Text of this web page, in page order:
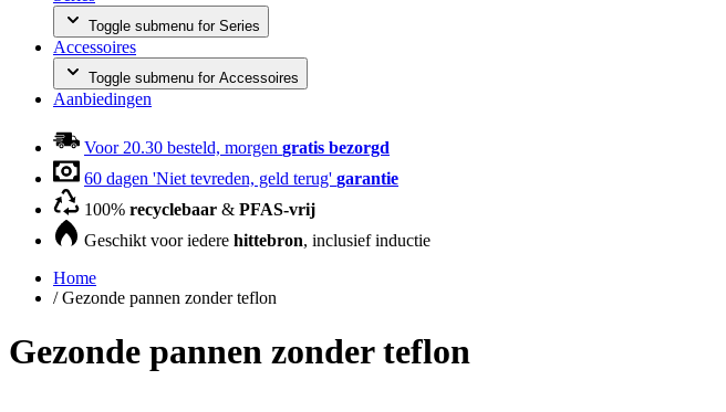
Toggle submenu for Series
Accessoires
Toggle submenu for Accessoires
Aanbiedingen
Voor 20.30 besteld, morgen gratis bezorgd
60 dagen 'Niet tevreden, geld terug' garantie
100% recyclebaar & PFAS-vrij
Geschikt voor iedere hittebron, inclusief inductie
Home
/ Gezonde pannen zonder teflon
Gezonde pannen zonder teflon